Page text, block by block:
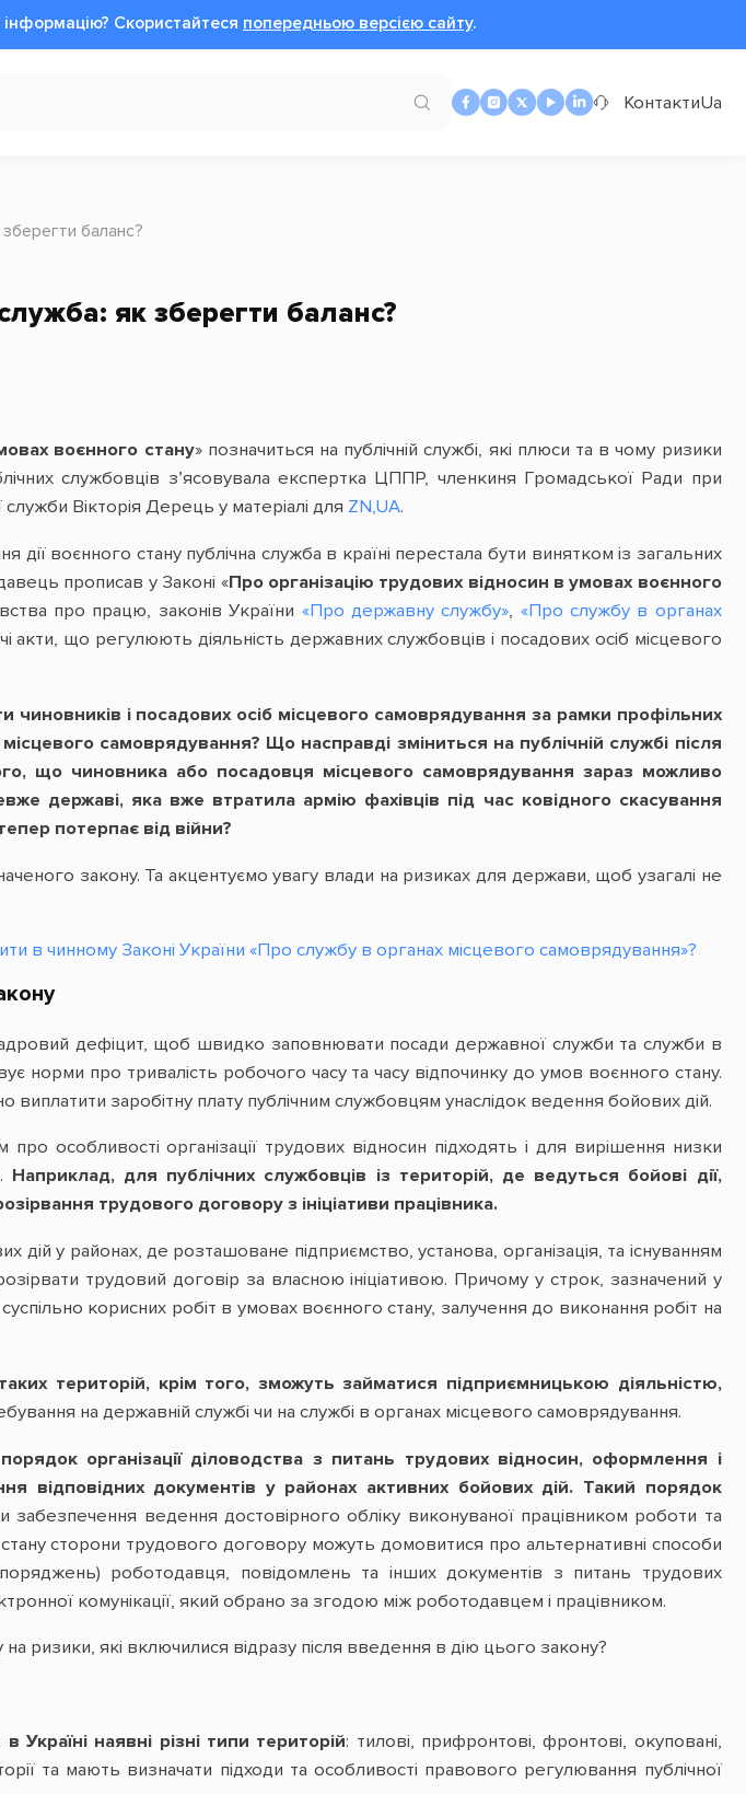
Cкористайтеся попередньою версією сайту.
КонтактиUa
зберегти баланс?
як зберегти баланс?
воєнного стану» позначиться на публічній службі, які плюси та в чому ризики
службовців з’ясовувала експертка ЦППР, членкиня Громадської Ради при
Вікторія Дерець у матеріалі для ZN,UA.
воєнного стану публічна служба в країні перестала бути винятком із загальних
прописав у Законі «Про організацію трудових відносин в умовах воєнного
про працю, законів України «Про державну службу», «Про службу в органах
акти, що регулюють діяльність державних службовців і посадових осіб місцевого
і посадових осіб місцевого самоврядування за рамки профільних
самоврядування? Що насправді зміниться на публічній службі після
що чиновника або посадовця місцевого самоврядування зараз можливо
державі, яка вже втратила армію фахівців під час ковідного скасування
потерпає від війни?
закону. Та акцентуємо увагу влади на ризиках для держави, щоб узагалі не
в чинному Законі України «Про службу в органах місцевого самоврядування»?
дефіцит, щоб швидко заповнювати посади державної служби та служби в
норми про тривалість робочого часу та часу відпочинку до умов воєнного стану.
заробітну плату публічним службовцям унаслідок ведення бойових дій.
особливості організації трудових відносин підходять і для вирішення низки
Наприклад, для публічних службовців із територій, де ведуться бойові дії,
трудового договору з ініціативи працівника.
дій у районах, де розташоване підприємство, установа, організація, та існуванням
трудовий договір за власною ініціативою. Причому у строк, зазначений у
корисних робіт в умовах воєнного стану, залучення до виконання робіт на
територій, крім того, зможуть займатися підприємницькою діяльністю,
на державній службі чи на службі в органах місцевого самоврядування.
організації діловодства з питань трудових відносин, оформлення і
відповідних документів у районах активних бойових дій. Такий порядок
забезпечення ведення достовірного обліку виконуваної працівником роботи та
стану сторони трудового договору можуть домовитися про альтернативні способи
роботодавця, повідомлень та інших документів з питань трудових
комунікації, який обрано за згодою між роботодавцем і працівником.
ризики, які включилися відразу після введення в дію цього закону?
наявні різні типи територій: тилові, прифронтові, фронтові, окуповані,
та мають визначати підходи та особливості правового регулювання публічної